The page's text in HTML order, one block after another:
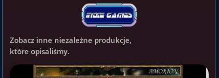
Zobacz inne niezależne produkcje,
które opisaliśmy.